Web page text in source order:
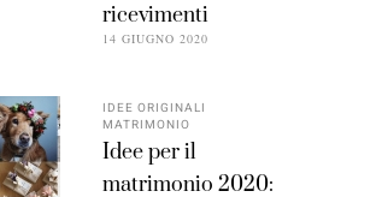
ricevimenti
14 GIUGNO 2020
IDEE ORIGINALI
MATRIMONIO
Idee per il
matrimonio 2020: